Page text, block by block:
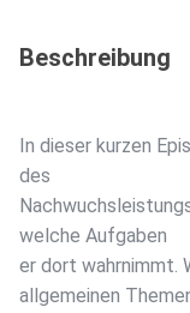
Beschreibung
In dieser kurzen
des
welche Aufgaben
er dort wahrnimmt.
allgemeinen